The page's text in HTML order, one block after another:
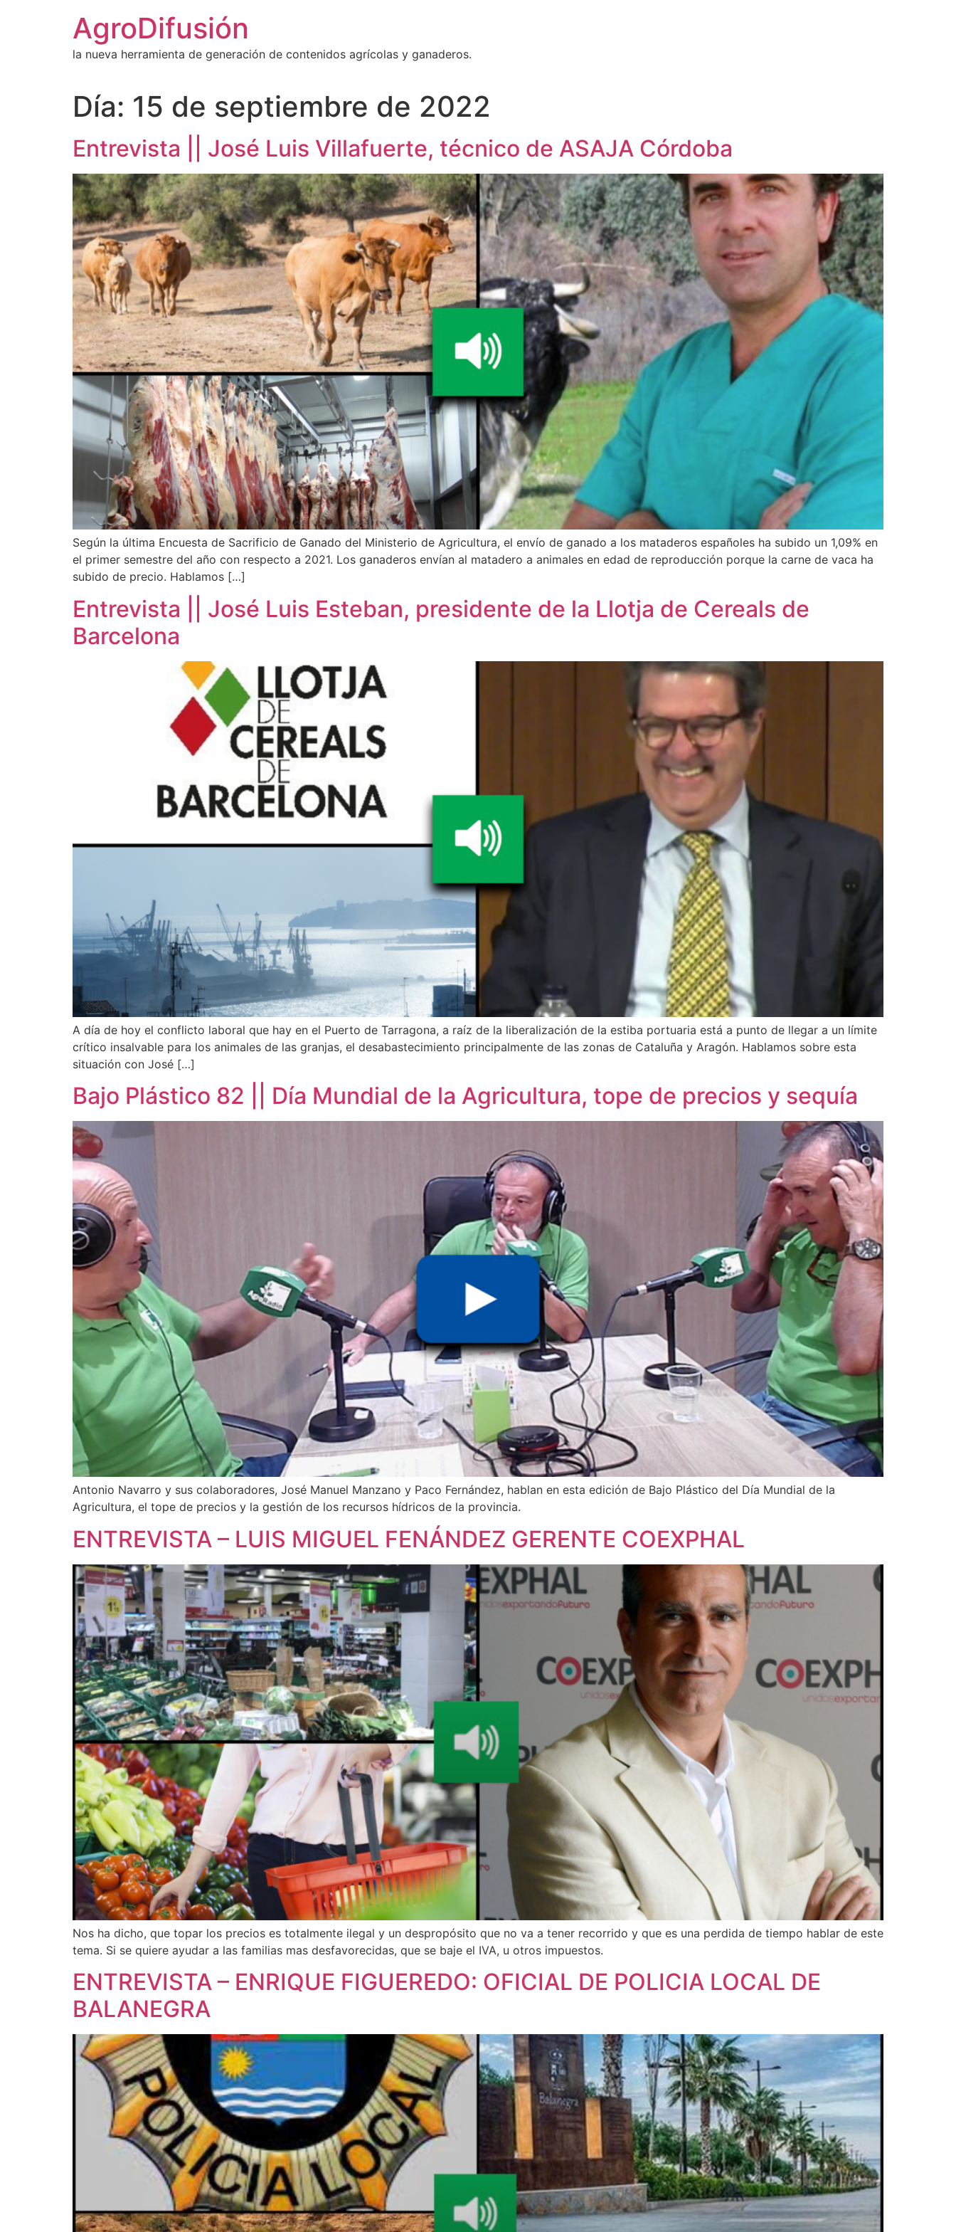
AgroDifusión
la nueva herramienta de generación de contenidos agrícolas y ganaderos.
Día: 15 de septiembre de 2022
Entrevista || José Luis Villafuerte, técnico de ASAJA Córdoba
Según la última Encuesta de Sacrificio de Ganado del Ministerio de Agricultura, el envío de ganado a los mataderos españoles ha subido un 1,09% en
el primer semestre del año con respecto a 2021. Los ganaderos envían al matadero a animales en edad de reproducción porque la carne de vaca ha
subido de precio. Hablamos […]
Entrevista || José Luis Esteban, presidente de la Llotja de Cereals de
Barcelona
A día de hoy el conflicto laboral que hay en el Puerto de Tarragona, a raíz de la liberalización de la estiba portuaria está a punto de llegar a un límite
crítico insalvable para los animales de las granjas, el desabastecimiento principalmente de las zonas de Cataluña y Aragón. Hablamos sobre esta
situación con José […]
Bajo Plástico 82 || Día Mundial de la Agricultura, tope de precios y sequía
Antonio Navarro y sus colaboradores, José Manuel Manzano y Paco Fernández, hablan en esta edición de Bajo Plástico del Día Mundial de la
Agricultura, el tope de precios y la gestión de los recursos hídricos de la provincia.
ENTREVISTA – LUIS MIGUEL FENÁNDEZ GERENTE COEXPHAL
Nos ha dicho, que topar los precios es totalmente ilegal y un despropósito que no va a tener recorrido y que es una perdida de tiempo hablar de este
tema. Si se quiere ayudar a las familias mas desfavorecidas, que se baje el IVA, u otros impuestos.
ENTREVISTA – ENRIQUE FIGUEREDO: OFICIAL DE POLICIA LOCAL DE
BALANEGRA